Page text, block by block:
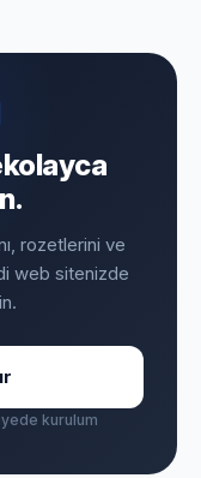
kolayca
rozetlerini ve
web sitenizde
kurulum